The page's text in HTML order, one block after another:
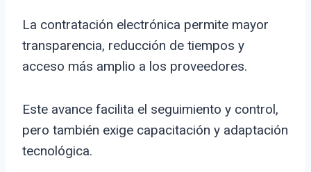
La contratación electrónica permite mayor
transparencia, reducción de tiempos y
acceso más amplio a los proveedores.
Este avance facilita el seguimiento y control,
pero también exige capacitación y adaptación
tecnológica.